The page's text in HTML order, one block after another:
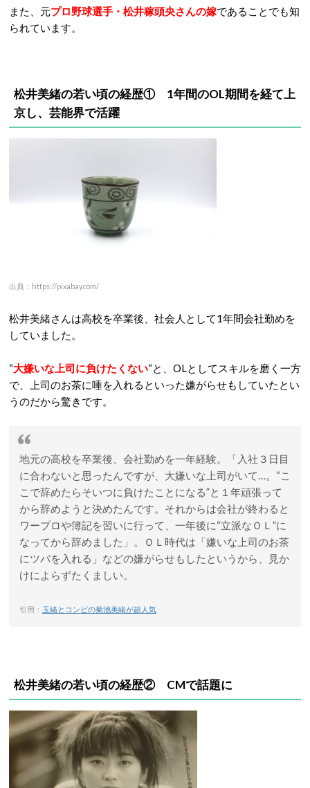
また、元プロ野球選手・松井稼頭央さんの嫁であることでも知
られています。
松井美緒の若い頃の経歴① 1年間のOL期間を経て上
京し、芸能界で活躍
出典：https://pixabay.com/
松井美緒さんは高校を卒業後、社会人として1年間会社勤めを
していました。
“大嫌いな上司に負けたくない“と、OLとしてスキルを磨く一方
で、上司のお茶に唾を入れるといった嫌がらせもしていたとい
うのだから驚きです。
地元の高校を卒業後、会社勤めを一年経験。「入社３日目
に合わないと思ったんですが、大嫌いな上司がいて…。“こ
こで辞めたらそいつに負けたことになる”と１年頑張って
から辞めようと決めたんです。それからは会社が終わると
ワープロや簿記を習いに行って、一年後に“立派なＯＬ”に
なってから辞めました」。ＯＬ時代は「嫌いな上司のお茶
にツバを入れる」などの嫌がらせもしたというから、見か
けによらずたくましい。
引用： 玉緒とコンビの菊池美緒が超人気
松井美緒の若い頃の経歴② CMで話題に